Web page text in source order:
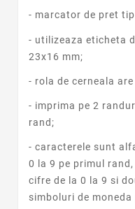
- marcator de pret
- utilizeaza eticheta
23x16 mm;
- rola de cerneala
- imprima pe 2
rand;
- caracterele sunt
0 la 9 pe primul
cifre de la 0 la 9 si
simboluri de